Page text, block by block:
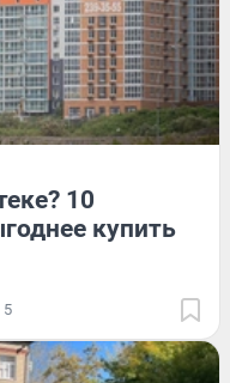
10
купить
5